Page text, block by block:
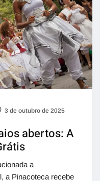
3 de outubro de 2025
abertos: A
a
a Pinacoteca recebe